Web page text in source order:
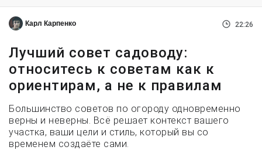
Карл Карпенко 22:26
Лучший совет садоводу:
относитесь к советам как к
ориентирам, а не к правилам
Большинство советов по огороду одновременно
верны и неверны. Всё решает контекст вашего
участка, ваши цели и стиль, который вы со
временем создаёте сами.